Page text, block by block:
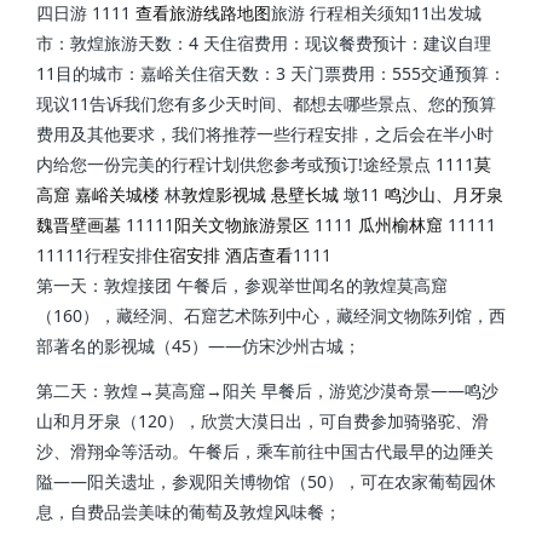
四日游 1111 查看旅游线路地图旅游 行程相关须知11出发城
市：敦煌旅游天数：4 天住宿费用：现议餐费预计：建议自理
11目的城市：嘉峪关住宿天数：3 天门票费用：555交通预算：
现议11告诉我们您有多少天时间、都想去哪些景点、您的预算
费用及其他要求，我们将推荐一些行程安排，之后会在半小时
内给您一份完美的行程计划供您参考或预订!途经景点 1111莫
高窟 嘉峪关城楼 林敦煌影视城 悬壁长城 墩11 鸣沙山、月牙泉
魏晋壁画墓 11111阳关文物旅游景区 1111 瓜州榆林窟 11111
11111行程安排住宿安排 酒店查看1111
第一天：敦煌接团 午餐后，参观举世闻名的敦煌莫高窟
（160），藏经洞、石窟艺术陈列中心，藏经洞文物陈列馆，西
部著名的影视城（45）——仿宋沙州古城；
第二天：敦煌→莫高窟→阳关 早餐后，游览沙漠奇景——鸣沙
山和月牙泉（120），欣赏大漠日出，可自费参加骑骆驼、滑
沙、滑翔伞等活动。午餐后，乘车前往中国古代最早的边陲关
隘——阳关遗址，参观阳关博物馆（50），可在农家葡萄园休
息，自费品尝美味的葡萄及敦煌风味餐；